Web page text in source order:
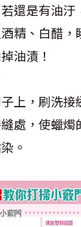
還是有油汙
精、白醋
油漬！
上，刷洗
處，使蠟
。